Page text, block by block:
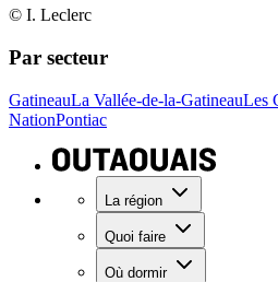
© I. Leclerc
Par secteur
GatineauLa Vallée-de-la-GatineauLes
NationPontiac
La région
Quoi faire
Où dormir